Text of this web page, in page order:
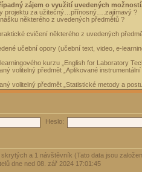
zájem o využití uvedených
projektu za užitečný…přínosný….zajímavý ?
některého z uvedených předmětů ?
cvičení některého z uvedených
učební opory (učební text, video, e-
kurzu „English for Laboratory
volitelný předmět „Aplikované
volitelný předmět „Statistické metody a
Heslo:
a 1 návštěvník (Tato data jsou
dne ned 08. zář 2024 17:01:45